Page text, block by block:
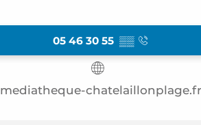
05 46 30 55 ▒▒
mediatheque-chatelaillonplage.fr